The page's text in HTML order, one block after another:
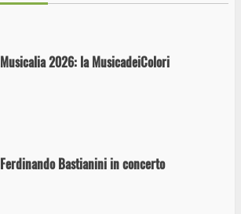
Musicalia 2026: la MusicadeiColori
Ferdinando Bastianini in concerto